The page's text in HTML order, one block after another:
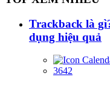
Trackback là
dụng hiệu quả
3642